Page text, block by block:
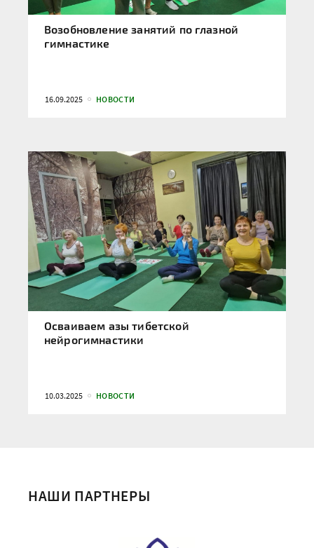
Возобновление занятий по глазной
гимнастике
16.09.2025 НОВОСТИ
Осваиваем азы тибетской
нейрогимнастики
10.03.2025 НОВОСТИ
НАШИ ПАРТНЕРЫ